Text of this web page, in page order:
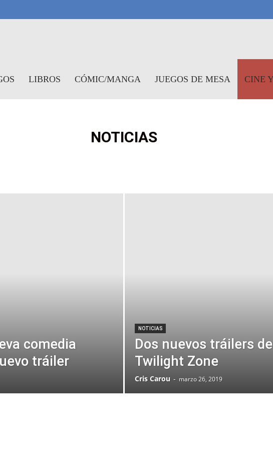
LIBROS CÓMIC/MANGA JUEGOS DE MESA CINE
NOTICIAS
comedia
tráiler
NOTICIAS
Dos nuevos tráilers
Twilight Zone
Cris Carou - marzo 26, 2019